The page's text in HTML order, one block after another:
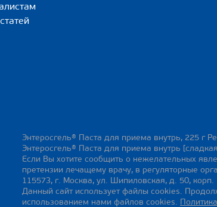
Энтеросгель® Паста для приема внутрь, 225 г
Энтеросгель® Паста для приема внутрь
Если Вы хотите сообщить о нежелательных
претензии лечащему врачу, в регуляторные
115573, г. Москва, ул. Шипиловская, д. 50, корп.
Данный сайт использует файлы cookies.
использованием нами файлов cookies.